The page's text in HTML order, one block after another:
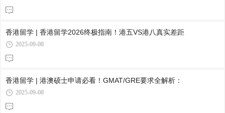
香港留学 | 香港留学2026终极指南！港五VS港八真实差距
2025-09-08
香港留学 | 港澳硕士申请必看！GMAT/GRE要求全解析：
2025-09-08